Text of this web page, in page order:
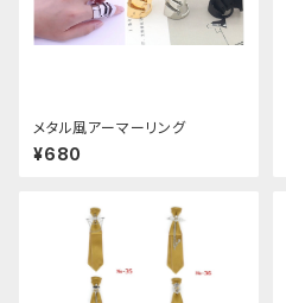
メタル風アーマーリング
¥680